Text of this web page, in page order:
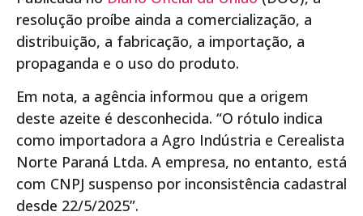
resolução proíbe ainda a comercialização, a
distribuição, a fabricação, a importação, a
propaganda e o uso do produto.
Em nota, a agência informou que a origem
deste azeite é desconhecida. “O rótulo indica
como importadora a Agro Indústria e Cerealista
Norte Paraná Ltda. A empresa, no entanto, está
com CNPJ suspenso por inconsistência cadastral
desde 22/5/2025”.